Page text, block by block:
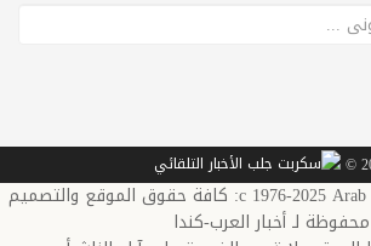
c 1976-2025 Arab News 24 Int'l - Canada: كافة حقوق الموقع والتصميم
محفوظة لـ أخبار العرب-كندا